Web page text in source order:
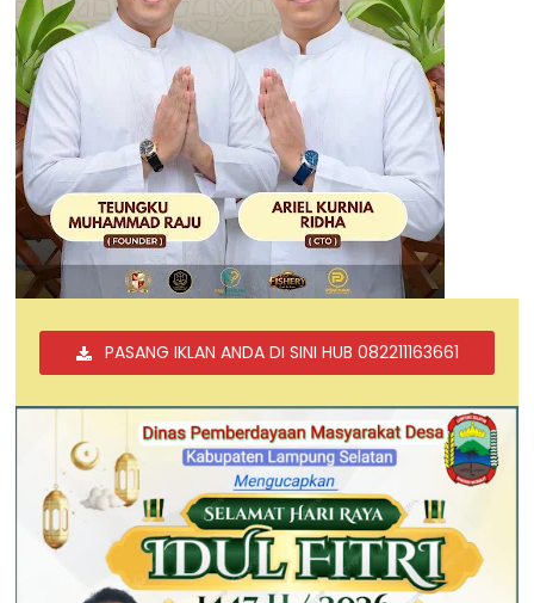
PASANG IKLAN ANDA DI SINI HUB 082211163661